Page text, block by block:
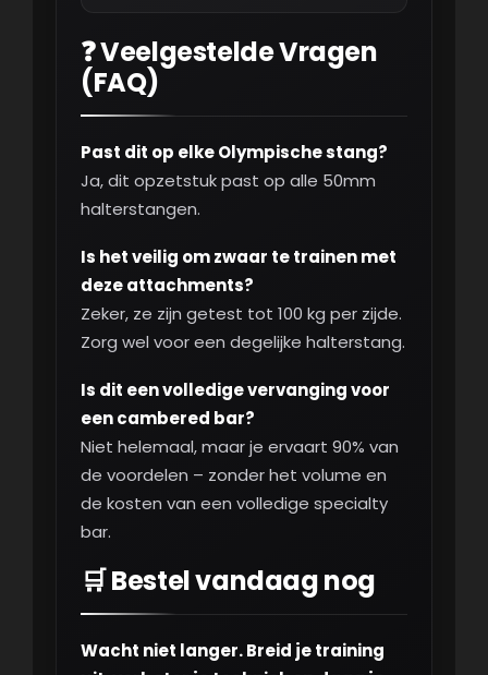
❓ Veelgestelde Vragen
(FAQ)
Past dit op elke Olympische stang?
Ja, dit opzetstuk past op alle 50mm
halterstangen.
Is het veilig om zwaar te trainen met
deze attachments?
Zeker, ze zijn getest tot 100 kg per zijde.
Zorg wel voor een degelijke halterstang.
Is dit een volledige vervanging voor
een cambered bar?
Niet helemaal, maar je ervaart 90% van
de voordelen – zonder het volume en
de kosten van een volledige specialty
bar.
🛒 Bestel vandaag nog
Wacht niet langer. Breid je training